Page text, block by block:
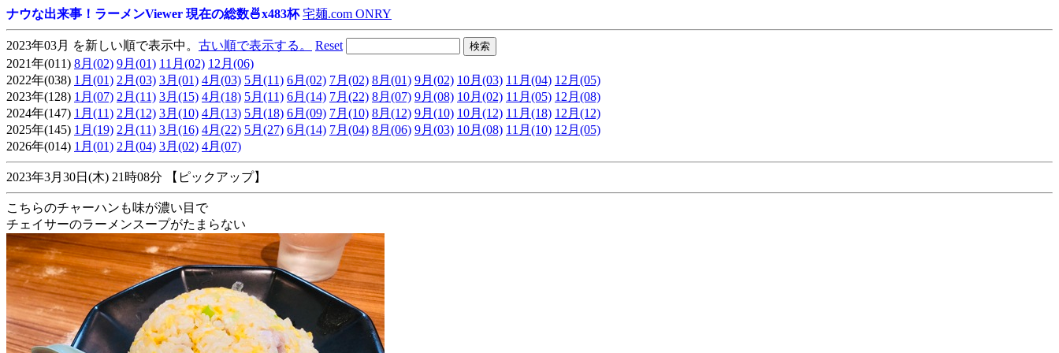
ナウな出来事！ラーメンViewer 現在の総数🍜x483杯 宅麺.com ONRY
2023年03月 を新しい順で表示中。 古い順で表示する。
Reset
2021年(011) 8月(02) 9月(01) 11月(02) 12月(06)
2022年(038) 1月(01) 2月(03) 3月(01) 4月(03) 5月(11) 6月(02) 7月(02) 8月(01) 9月(02) 10月(03) 11月(04) 12月(05)
2023年(128) 1月(07) 2月(11) 3月(15) 4月(18) 5月(11) 6月(14) 7月(22) 8月(07) 9月(08) 10月(02) 11月(05) 12月(08)
2024年(147) 1月(11) 2月(12) 3月(10) 4月(13) 5月(18) 6月(09) 7月(10) 8月(12) 9月(10) 10月(12) 11月(18) 12月(12)
2025年(145) 1月(19) 2月(11) 3月(16) 4月(22) 5月(27) 6月(14) 7月(04) 8月(06) 9月(03) 10月(08) 11月(10) 12月(05)
2026年(014) 1月(01) 2月(04) 3月(02) 4月(07)
2023年3月30日(木) 21時08分 【ピックアップ】
こちらのチャーハンも味が濃い目で
チェイサーのラーメンスープがたまらない